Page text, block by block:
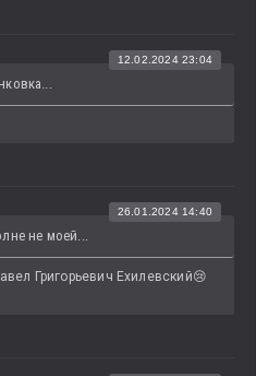
12.02.2024 23:04
не моей...
26.01.2024 14:40
Григорьевич Ехилевский😢